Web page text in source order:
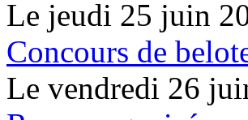
Le jeudi 25 juin
Concours de
Le vendredi 26